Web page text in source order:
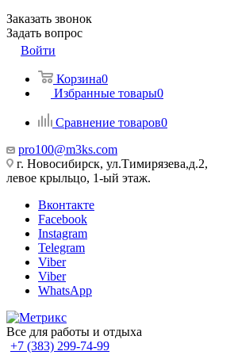
Заказать звонок
Задать вопрос
Войти
Корзина0
Избранные товары0
Сравнение товаров0
pro100@m3ks.com
г. Новосибирск, ул.Тимирязева,д.2,
левое крыльцо, 1-ый этаж.
Вконтакте
Facebook
Instagram
Telegram
Viber
Viber
WhatsApp
Все для работы и отдыха
+7 (383) 299-74-99